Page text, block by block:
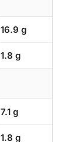
16.9 g
1.8 g
7.1 g
1.8 g